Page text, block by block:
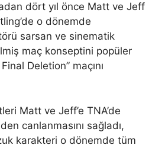
dört yıl önce Matt ve Jeff
o dönemde
sarsan ve sinematik
maç konseptini popüler
Deletion” maçını
Matt ve Jeff’e TNA’de
canlanmasını sağladı,
karakteri o dönemde tüm